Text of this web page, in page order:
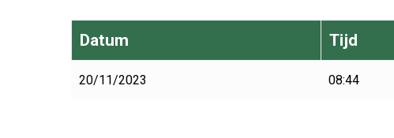
Datum Tijd
20/11/2023 08:44